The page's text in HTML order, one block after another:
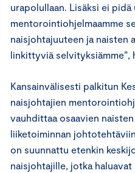
urapolullaan. Lisäksi ei
mentorointiohjelmaamme
naisjohtajuuteen ja naisten
linkittyviä selvityksiämme”,
Kansainvälisesti palkitun
naisjohtajien
vauhdittaa osaavien
liiketoiminnan
on suunnattu etenkin
naisjohtajille, jotka haluavat